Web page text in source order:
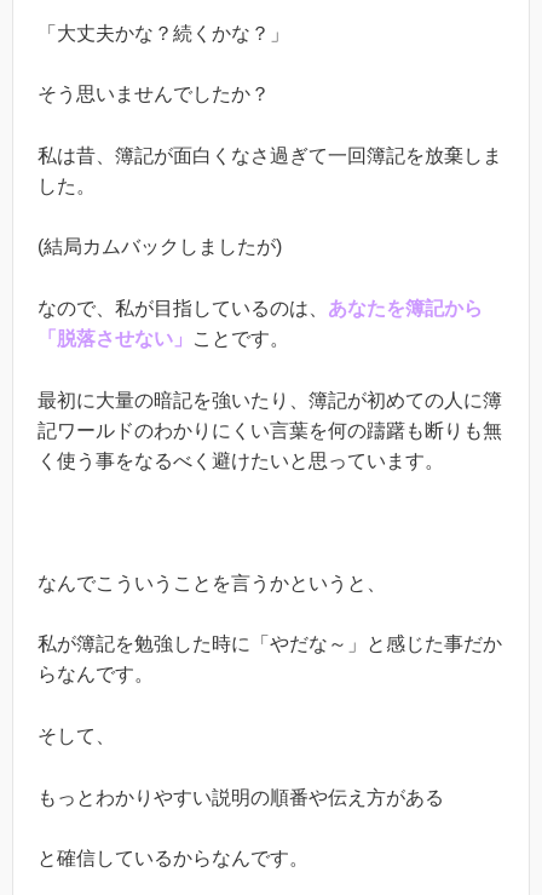
「大丈夫かな？続くかな？」
そう思いませんでしたか？
私は昔、簿記が面白くなさ過ぎて一回簿記を放棄しま
した。
(結局カムバックしましたが)
なので、私が目指しているのは、 あなたを簿記から
「脱落させない」
ことです。
最初に大量の暗記を強いたり、簿記が初めての人に簿
記ワールドのわかりにくい言葉を何の躊躇も断りも無
く使う事をなるべく避けたいと思っています。
なんでこういうことを言うかというと、
私が簿記を勉強した時に「やだな～」と感じた事だか
らなんです。
そして、
もっとわかりやすい説明の順番や伝え方がある
と確信しているからなんです。